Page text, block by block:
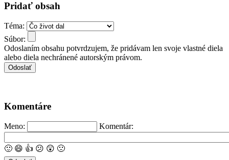
Pridať obsah
Téma:
Súbor:
Odoslaním obsahu potvrdzujem, že pridávam len svoje vlastné diela
alebo diela nechránené autorským právom.
Komentáre
Meno: Komentár:
🙂 😄 👍 😕 😲 🙁